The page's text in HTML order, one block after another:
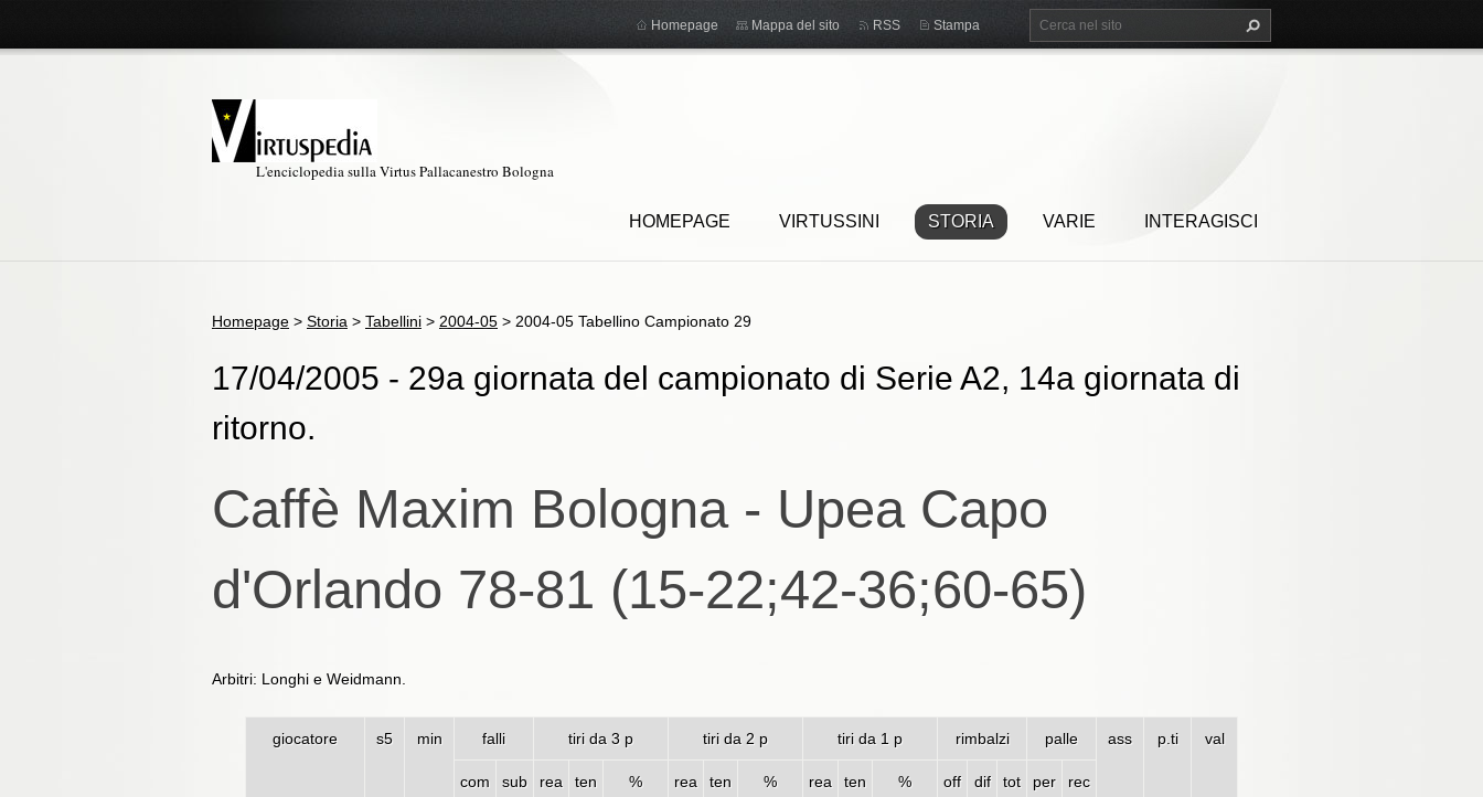
L'enciclopedia sulla Virtus Pallacanestro Bologna
HOMEPAGE VIRTUSSINI STORIA VARIE INTERAGISCI
Homepage Mappa del sito RSS Stampa
Homepage > Storia > Tabellini > 2004-05 > 2004-05 Tabellino Campionato 29
17/04/2005 - 29a giornata del campionato di Serie A2, 14a giornata di
ritorno.
Caffè Maxim Bologna - Upea Capo
d'Orlando 78-81 (15-22;42-36;60-65)
Arbitri: Longhi e Weidmann.
giocatore s5 min falli tiri da 3 p tiri da 2 p tiri da 1 p rimbalzi palle ass p.ti val
com sub rea ten % rea ten % rea ten % off dif tot per rec